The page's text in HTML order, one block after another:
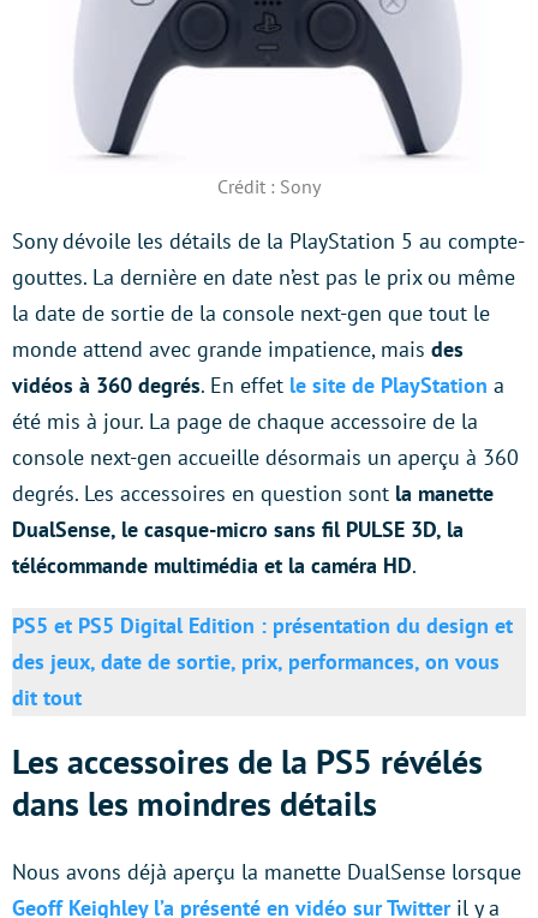
Crédit : Sony
Sony dévoile les détails de la PlayStation 5 au compte-
gouttes. La dernière en date n’est pas le prix ou même
la date de sortie de la console next-gen que tout le
monde attend avec grande impatience, mais des
vidéos à 360 degrés. En effet le site de PlayStation a
été mis à jour. La page de chaque accessoire de la
console next-gen accueille désormais un aperçu à 360
degrés. Les accessoires en question sont la manette
DualSense, le casque-micro sans fil PULSE 3D, la
télécommande multimédia et la caméra HD.
PS5 et PS5 Digital Edition : présentation du design et
des jeux, date de sortie, prix, performances, on vous
dit tout
Les accessoires de la PS5 révélés
dans les moindres détails
Nous avons déjà aperçu la manette DualSense lorsque
Geoff Keighley l’a présenté en vidéo sur Twitteril y a